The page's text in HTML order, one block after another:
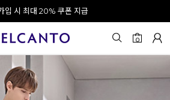
이전 결제 완료 시 오늘 출발!
입 시 최대 20% 쿠폰 지급
0